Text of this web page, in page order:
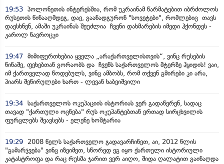
19:53 პოლონეთის ინტერესშია, რომ უკრაინამ წარმატებით იბრძოლოს
რუსეთის წინააღმდეგ, დაე, გაანადგურონ "სოვეტები", რომლებიც თავს
დაესხნენ, ამაში უკრაინას შეუძლია ჩვენი დახმარების იმედი ჰქონდეს -
კაროლ ნავროცკი
19:47 მიმიფურთხებია ყველა „არაქართველისთვის“, ვინც რუსების
წინაშე, ფეხებთან გორაობს და ჩვენს საქართველოს მტერზე ჰყიდის! ვაი,
იმ ქართველად წოდებულს, ვინც ამბობს, რომ თქვენ გმირები კი არა,
პიარს შეწირულები ხართ - ლევან ხაბეიშვილი
19:34 საქართველოს ოკუპაციის ისტორიას ვერ გადაწერენ, სადაც
თავად "ქართული ოცნება" რუს ოკუპანტებთან ერთად სირცხვილის
ფურცლებს შეავსებს - ელენე ხოშტარია
19:29
2008 წელს საქართველო გადავარჩინეთ, აი, 2012 წლის
"გამარჯვება" ვინც იზეიმეთ, სწორედ ეგ იყო ქართული ისტორიული
კატასტროფა და რაც რუსმა ჯარით ვერ აიღო, შიდა ღალატით გაინაღდა